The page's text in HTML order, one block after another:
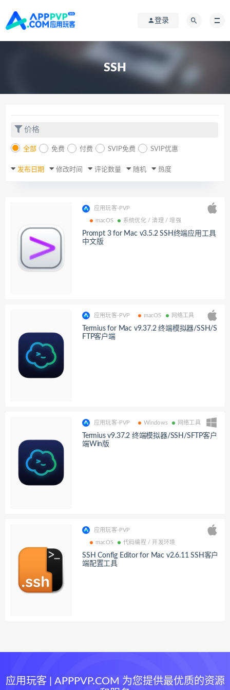
登录
SSH
价格
全部 免费 付费 SVIP免费 SVIP优惠
发布日期 修改时间 评论数量 随机 热度
应用玩客-PVP
macOS 系统优化 / 清理 / 增强
Prompt 3 for Mac v3.5.2 SSH终端应用工具
中文版
应用玩客-PVP macOS 网络工具
Termius for Mac v9.37.2 终端模拟器/SSH/S
FTP客户端
应用玩客-PVP Windows 网络工具
Termius v9.37.2 终端模拟器/SSH/SFTP客户
端Win版
应用玩客-PVP
macOS 代码编程 / 开发环境
SSH Config Editor for Mac v2.6.11 SSH客户
端配置工具
应用玩客 | APPPVP.COM 为您提供最优质的资源